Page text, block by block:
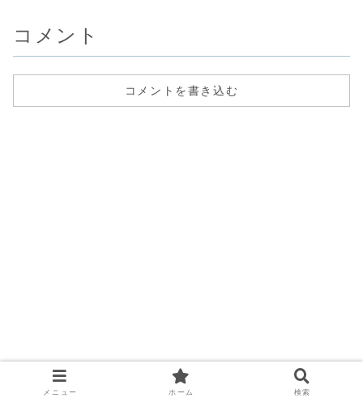
cool
コメント
コメントを書き込む
メニュー ホーム 検索